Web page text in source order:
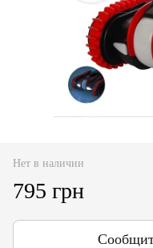
Нет в наличии
795 грн